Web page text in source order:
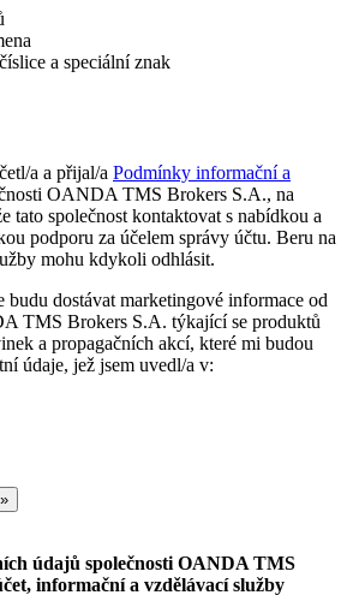
a speciální znak
a a přijal/a Podmínky informační a
OANDA TMS Brokers S.A., na
tato společnost kontaktovat s nabídkou a
podporu za účelem správy účtu. Beru na
mohu kdykoli odhlásit.
budu dostávat marketingové informace od
TMS Brokers S.A. týkající se produktů
a propagačních akcí, které mi budou
údaje, jež jsem uvedl/a v:
údajů společnosti OANDA TMS
informační a vzdělávací služby